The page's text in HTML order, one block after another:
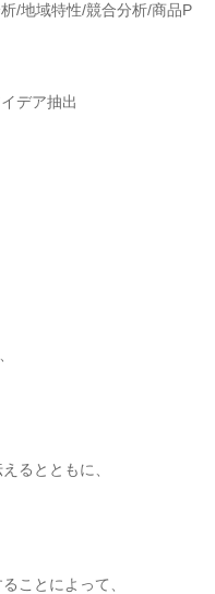
/地域特性/競合分析/商品P
デア抽出
るとともに、
ことによって、